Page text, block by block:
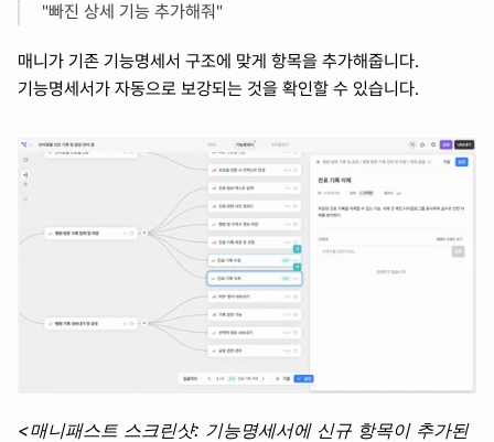
"빠진 상세 기능 추가해줘"
매니가 기존 기능명세서 구조에 맞게 항목을 추가해줍니다.
기능명세서가 자동으로 보강되는 것을 확인할 수 있습니다.
<매니패스트 스크린샷: 기능명세서에 신규 항목이 추가된